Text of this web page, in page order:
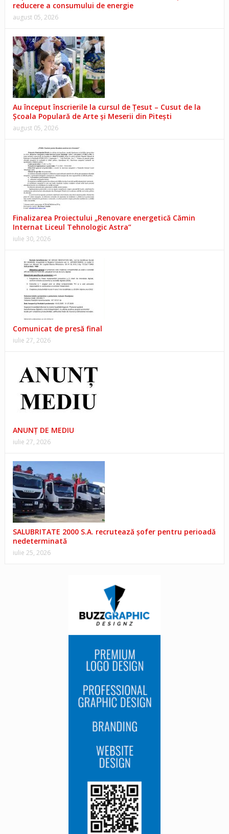
reducere a consumului de energie
august 05, 2026
Au început înscrierile la cursul de Țesut – Cusut de la
Școala Populară de Arte și Meserii din Pitești
august 05, 2026
Finalizarea Proiectului „Renovare energetică Cămin
Internat Liceul Tehnologic Astra”
iulie 30, 2026
Comunicat de presă final
iulie 27, 2026
ANUNŢ DE MEDIU
iulie 27, 2026
SALUBRITATE 2000 S.A. recrutează șofer pentru perioadă
nedeterminată
iulie 25, 2026